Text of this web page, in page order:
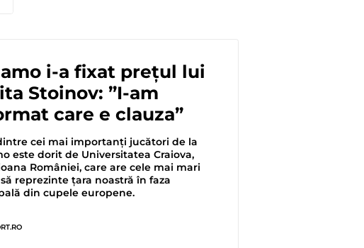
i-a fixat prețul lui
Stoinov: ”I-am
care e clauza”
cei mai importanți jucători de la
este dorit de Universitatea Craiova,
României, care are cele mai mari
reprezinte țara noastră în faza
din cupele europene.